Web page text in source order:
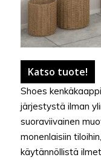
Katso tuote!
Shoes
järjestystä ilman
suoraviivainen
monenlaisiin
käytännöllistä